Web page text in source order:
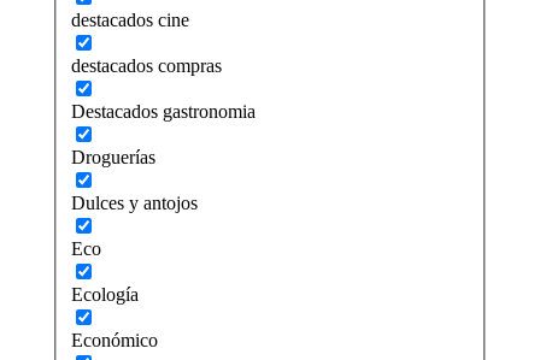
destacados cine
destacados compras
Destacados gastronomia
Droguerías
Dulces y antojos
Eco
Ecología
Económico